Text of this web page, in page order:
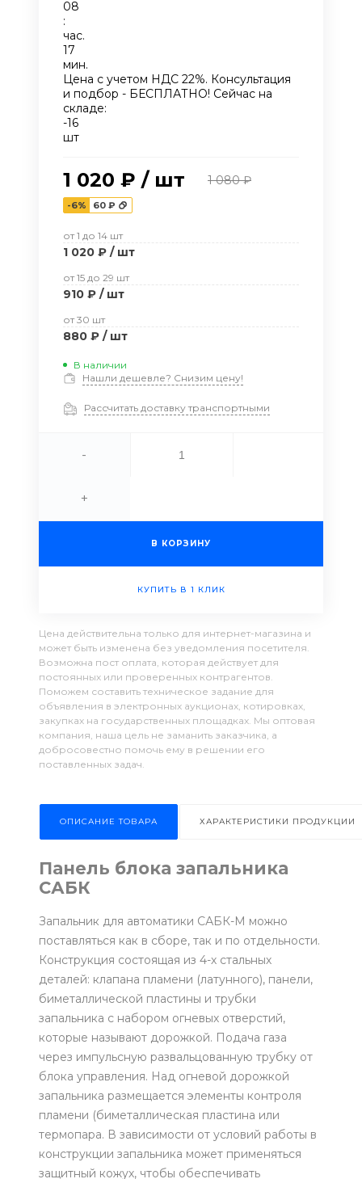
08
:
час.
17
мин.
Цена с учетом НДС 22%. Консультация
и подбор - БЕСПЛАТНО! Сейчас на
складе:
-16
шт
1 020 ₽ / шт 1 080 ₽
-6% 60 ₽
от 1 до 14 шт
1 020 ₽ / шт
от 15 до 29 шт
910 ₽ / шт
от 30 шт
880 ₽ / шт
В наличии
Нашли дешевле? Снизим цену!
Рассчитать доставку транспортными
-
+
В КОРЗИНУ
КУПИТЬ В 1 КЛИК
Цена действительна только для интернет-магазина и
может быть изменена без уведомления посетителя.
Возможна пост оплата, которая действует для
постоянных или проверенных контрагентов.
Поможем составить техническое задание для
объявления в электронных аукционах, котировках,
закупках на государственных площадках. Мы оптовая
компания, наша цель не заманить заказчика, а
добросовестно помочь ему в решении его
поставленных задач.
ОПИСАНИЕ ТОВАРА ХАРАКТЕРИСТИКИ ПРОДУКЦИИ
Панель блока запальника
САБК
Запальник для автоматики САБК-М можно
поставляться как в сборе, так и по отдельности.
Конструкция состоящая из 4-х стальных
деталей: клапана пламени (латунного), панели,
биметаллической пластины и трубки
запальника с набором огневых отверстий,
которые называют дорожкой. Подача газа
через импульсную развальцованную трубку от
блока управления. Над огневой дорожкой
запальника размещается элементы контроля
пламени (биметаллическая пластина или
термопара. В зависимости от условий работы в
конструкции запальника может применяться
защитный кожух, чтобы обеспечивать